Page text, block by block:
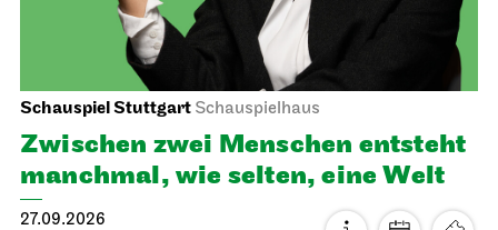
Schauspiel Stuttgart Schauspielhaus
Zwischen zwei Menschen ent­steht
manch­mal, wie selten, eine Welt
27.09.2026